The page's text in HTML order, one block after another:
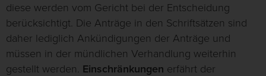
diese werden vom Gericht bei der Entscheidung
berücksichtigt. Die Anträge in den Schriftsätzen sind
daher lediglich Ankündigungen der Anträge und
müssen in der mündlichen Verhandlung weiterhin
gestellt werden. Einschränkungen erfährt der